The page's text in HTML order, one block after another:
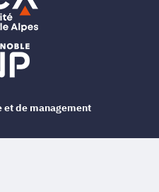
de management